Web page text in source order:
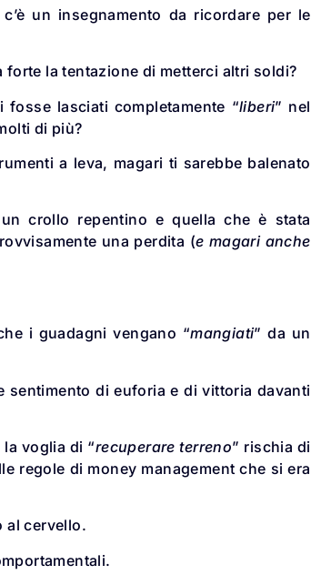
c’è un insegnamento da ricordare per le
la tentazione di metterci altri soldi?
lasciati completamente “liberi” nel
di più?
a leva, magari ti sarebbe balenato
crollo repentino e quella che è stata
una perdita (e magari anche
i guadagni vengano “mangiati” da un
sentimento di euforia e di vittoria davanti
voglia di “recuperare terreno” rischia di
regole di money management che si era
al cervello.